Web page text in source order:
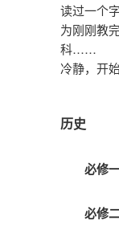
读过一个
为刚刚教
科……
冷静，开
历史
必修
必修